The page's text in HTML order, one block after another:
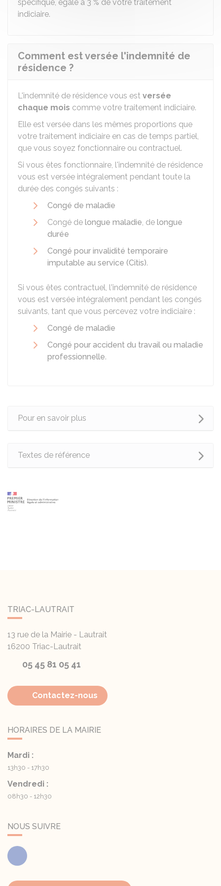
spécifique, égale à 3 % de votre traitement
indiciaire.
Comment est versée l'indemnité de
résidence ?
L'indemnité de résidence vous est versée
chaque mois comme votre traitement indiciaire.
Elle est versée dans les mêmes proportions que
votre traitement indiciaire en cas de temps partiel,
que vous soyez fonctionnaire ou contractuel.
Si vous êtes fonctionnaire, l'indemnité de résidence
vous est versée intégralement pendant toute la
durée des congés suivants :
Congé de maladie
Congé de longue maladie, de longue
durée
Congé pour invalidité temporaire
imputable au service (Citis).
Si vous êtes contractuel, l'indemnité de résidence
vous est versée intégralement pendant les congés
suivants, tant que vous percevez votre indiciaire :
Congé de maladie
Congé pour accident du travail ou maladie
professionnelle.
Pour en savoir plus
Textes de référence
TRIAC-LAUTRAIT
13 rue de la Mairie - Lautrait
16200 Triac-Lautrait
05 45 81 05 41
Contactez-nous
HORAIRES DE LA MAIRIE
Mardi :
13h30 - 17h30
Vendredi :
08h30 - 12h30
NOUS SUIVRE
Facebook